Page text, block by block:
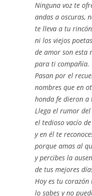
Ninguna voz te
andas a oscuras,
te lleva a tu
ni los viejos
de amor son esta
para ti compañía.
Pasan por el
nombres que en
honda fe dieron a
Llega el rumor del
el tedioso vacío
y en él te
porque amas al
y percibes la
de tus mejores
Hoy es tu
lo sabes y no